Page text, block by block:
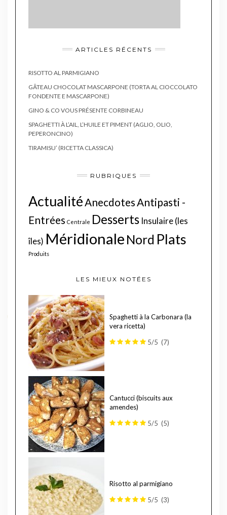
ARTICLES RÉCENTS
RISOTTO AL PARMIGIANO
GÂTEAU CHOCOLAT MASCARPONE (TORTA AL CIOCCOLATO
FONDENTE E MASCARPONE)
GINO & CO VOUS PRÉSENTE CORBINEAU
SPAGHETTI À L’AIL, L’HUILE ET PIMENT (AGLIO, OLIO,
PEPERONCINO)
TIRAMISU’ (RICETTA CLASSICA)
RUBRIQUES
Actualité Anecdotes Antipasti -
Entrées Centrale Desserts Insulaire (les
îles) Méridionale Nord Plats
Produits
LES MIEUX NOTÉES
Spaghetti à la Carbonara (la
vera ricetta)
5/5 (7)
Cantucci (biscuits aux
amendes)
5/5 (5)
Risotto al parmigiano
5/5 (3)